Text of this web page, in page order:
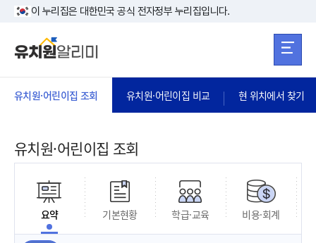
본문 바로가기
이 누리집은 대한민국 공식 전자정부 누리집입니다.
유치원·어린이집 조회 유치원·어린이집 비교 현 위치에서 찾기
유치원·어린이집 조회
요약 기본현황 학급·교육 비용·회계